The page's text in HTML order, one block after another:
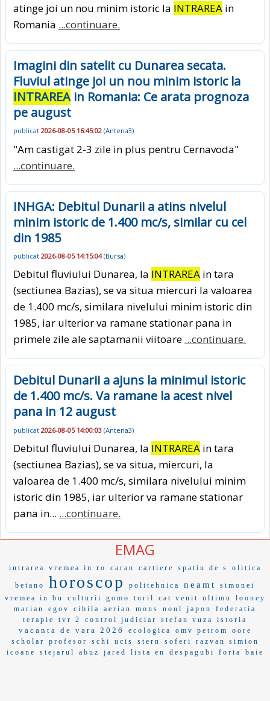
atinge joi un nou minim istoric la INTRAREA in
Romania ...continuare.
Imagini din satelit cu Dunarea secata.
Fluviul atinge joi un nou minim istoric la
INTRAREAin Romania: Ce arata prognoza
pe august
publicat 2026-08-05 16:45:02 (Antena3)
"Am castigat 2-3 zile in plus pentru Cernavoda"
...continuare.
INHGA: Debitul Dunarii a atins nivelul
minim istoric de 1.400 mc/s, similar cu cel
din 1985
publicat 2026-08-05 14:15:04(Bursa)
Debitul fluviului Dunarea, la INTRAREA in tara
(sectiunea Bazias), se va situa miercuri la valoarea
de 1.400 mc/s, similara nivelului minim istoric din
1985, iar ulterior va ramane stationar pana in
primele zile ale saptamanii viitoare ...continuare.
Debitul Dunarii a ajuns la minimul istoric
de 1.400 mc/s. Va ramane la acest nivel
pana in 12 august
publicat 2026-08-05 14:00:03 (Antena3)
Debitul fluviului Dunarea, la INTRAREA in tara
(sectiunea Bazias), se va situa, miercuri, la
valoarea de 1.400 mc/s, similara nivelului minim
istoric din 1985, iar ulterior va ramane stationar
pana in... ...continuare.
EMAG
intrarea vremea in ro caran cartiere spatiu de s olitica
betano horoscop politehnica neamt
simonei
vremea in bu
culturii gomo turil cat venit ultimu
looney
marian
egov cibila aerian mons noul japon
federatia
terapie
tvr 2 control judiciar stefan vuza istoria
vacanta de vara 2026 ecologica omv petrom
oore
scholar
profesor schi ucis stern soferi
razvan simion
icoane
stejarul abuz jared lista en despagubi forta baie